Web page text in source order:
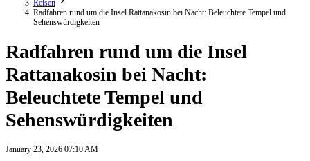
Reisen
Radfahren rund um die Insel Rattanakosin bei Nacht: Beleuchtete Tempel und
Sehenswürdigkeiten
Radfahren rund um die Insel
Rattanakosin bei Nacht:
Beleuchtete Tempel und
Sehenswürdigkeiten
January 23, 2026 07:10 AM